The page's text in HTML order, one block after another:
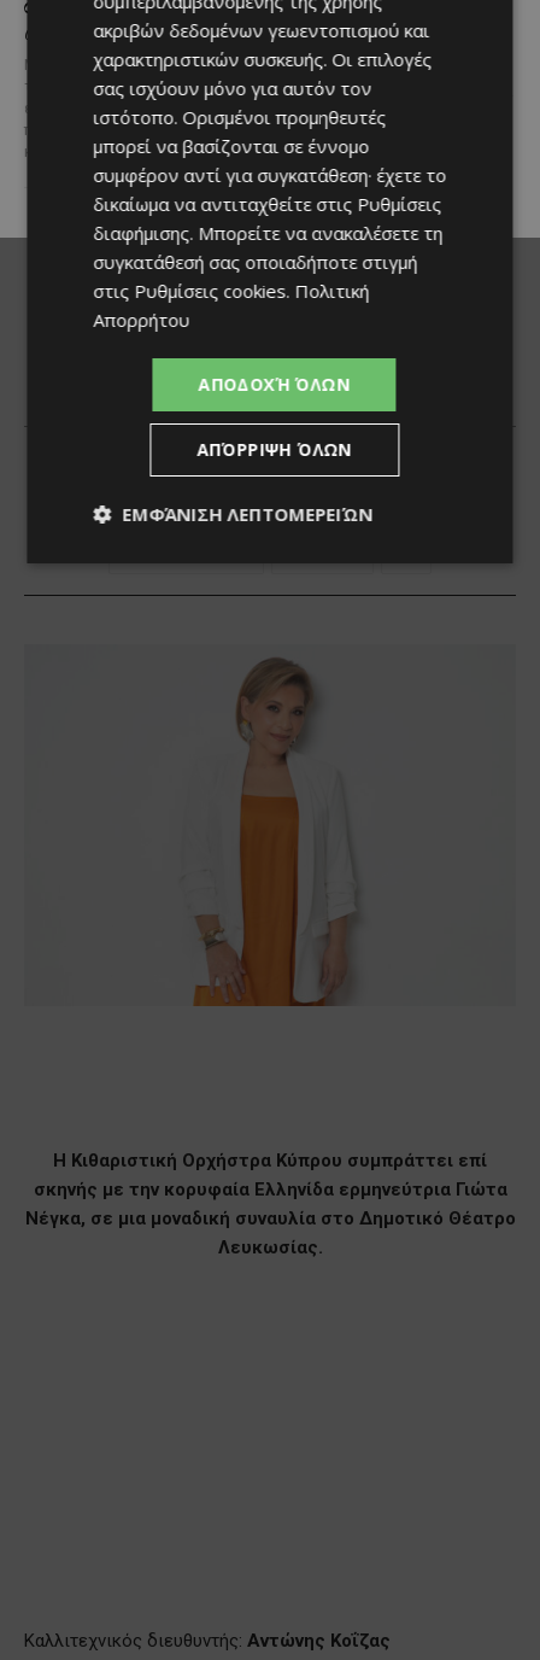
από τη Lidl Κύπρου
Με σφραγίδα ποιότητας από
τους Masters of Wine, η κάβα της
εταιρείας συνδυάζει εξαιρετική
ποικιλία, διεθνείς διακρίσεις
και...
ύδρευσης στο κέντρο της
Λεμεσού
Έργο προϋπολογισμού €9,2 εκατ.
με συγχρηματοδότηση από την
Ε.Ε. Με τελετή που
πραγματοποιήθηκε το πρωί της
Πέμπτης, 6 Αυγούστου...
ακριβών δεδομένων γεωεντοπισμού και
χαρακτηριστικών συσκευής. Οι επιλογές
σας ισχύουν μόνο για αυτόν τον
ιστότοπο. Ορισμένοι προμηθευτές
μπορεί να βασίζονται σε έννομο
συμφέρον αντί για συγκατάθεση· έχετε το
δικαίωμα να αντιταχθείτε στις Ρυθμίσεις
διαφήμισης. Μπορείτε να ανακαλέσετε τη
συγκατάθεσή σας οποιαδήποτε στιγμή
στις Ρυθμίσεις cookies. Πολιτική
Απορρήτου
ΑΠΟΔΟΧΉ ΌΛΩΝ
ΑΠΌΡΡΙΨΗ ΌΛΩΝ
ΕΜΦΆΝΙΣΗ ΛΕΠΤΟΜΕΡΕΙΏΝ